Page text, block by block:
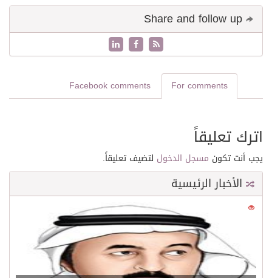
For comments
Facebook comments
اترك تعليقاً
يجب أنت تكون مسجل الدخول لتضيف تعليقاً.
الأخبار الرئيسية
21584